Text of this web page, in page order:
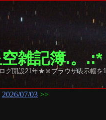
雑記簿.。
グ開設21年★※ブラウザ表示幅を
2026/07/03 >>